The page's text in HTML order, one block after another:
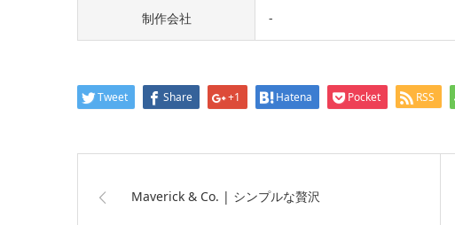
制作会社 -
Tweet Share +1 Hatena Pocket RSS
Maverick & Co. | シンプルな贅沢